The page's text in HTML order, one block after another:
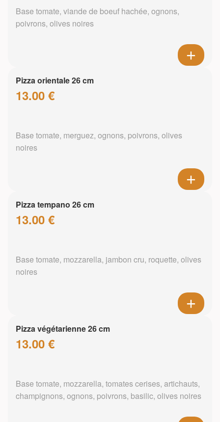
Base tomate, viande de boeuf hachée, ognons,
poivrons, olives noires
Pizza orientale 26 cm
13.00 €
Base tomate, merguez, ognons, poivrons, olives
noires
Pizza tempano 26 cm
13.00 €
Base tomate, mozzarella, jambon cru, roquette, olives
noires
Pizza végétarienne 26 cm
13.00 €
Base tomate, mozzarella, tomates cerises, artichauts,
champignons, ognons, poivrons, basilic, olives noires